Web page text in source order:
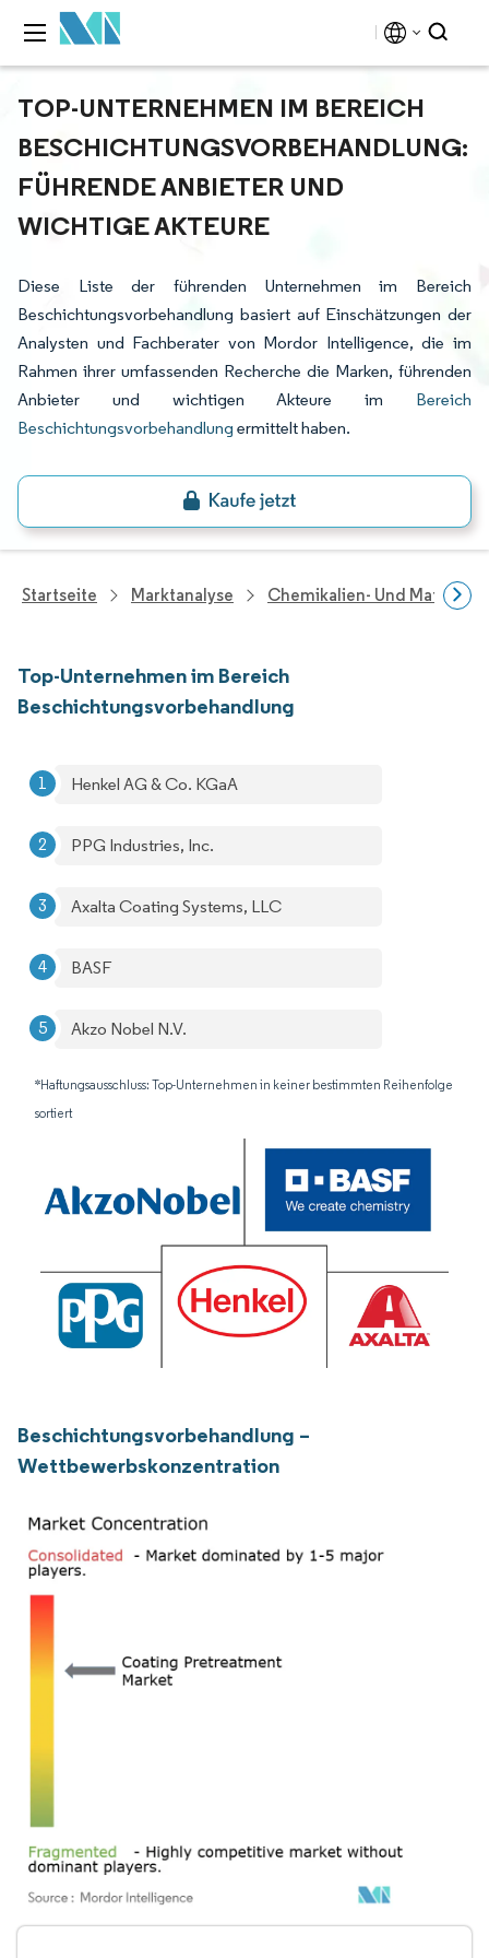
TOP-UNTERNEHMEN IM BEREICH
BESCHICHTUNGSVORBEHANDLUNG:
FÜHRENDE ANBIETER UND
WICHTIGE AKTEURE
Diese Liste der führenden Unternehmen im Bereich
Beschichtungsvorbehandlung basiert auf Einschätzungen der
Analysten und Fachberater von Mordor Intelligence, die im
Rahmen ihrer umfassenden Recherche die Marken, führenden
Anbieter und wichtigen Akteure im Bereich
Beschichtungsvorbehandlung ermittelt haben.
Startseite Marktanalyse Chemikalien- Und
Top-Unternehmen im Bereich
Beschichtungsvorbehandlung
Henkel AG & Co. KGaA
PPG Industries, Inc.
Axalta Coating Systems, LLC
BASF
Akzo Nobel N.V.
*Haftungsausschluss: Top-Unternehmen in keiner bestimmten Reihenfolge
sortiert
Beschichtungsvorbehandlung –
Wettbewerbskonzentration